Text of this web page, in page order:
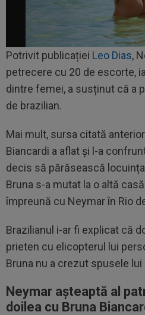
Potrivit publicației Leo Dias,
petrecere cu 20 de escorte,
dintre femei, a susținut că a
de brazilian.
Mai mult, sursa citată
Biancardi a aflat și l-a
decis să părăsească
Bruna s-a mutat la o altă
împreună cu Neymar în Rio
Brazilianul i-ar fi explicat că
prieten cu elicopterul lui
Bruna nu a crezut spusele lui
Neymar așteaptă al
doilea cu Bruna